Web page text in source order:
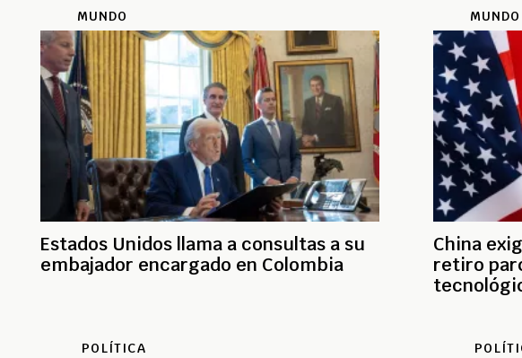
MUNDO
Estados Unidos llama a consultas a su
embajador encargado en Colombia
MUNDO
China
retiro
POLÍTICA